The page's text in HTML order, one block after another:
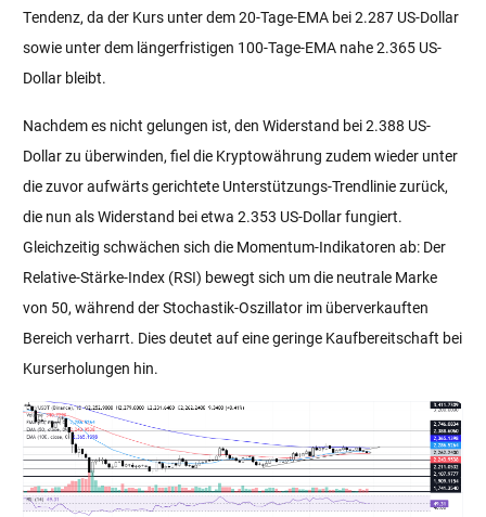
Tendenz, da der Kurs unter dem 20-Tage-EMA bei 2.287 US-Dollar
sowie unter dem längerfristigen 100-Tage-EMA nahe 2.365 US-
Dollar bleibt.
Nachdem es nicht gelungen ist, den Widerstand bei 2.388 US-
Dollar zu überwinden, fiel die Kryptowährung zudem wieder unter
die zuvor aufwärts gerichtete Unterstützungs-Trendlinie zurück,
die nun als Widerstand bei etwa 2.353 US-Dollar fungiert.
Gleichzeitig schwächen sich die Momentum-Indikatoren ab: Der
Relative-Stärke-Index (RSI) bewegt sich um die neutrale Marke
von 50, während der Stochastik-Oszillator im überverkauften
Bereich verharrt. Dies deutet auf eine geringe Kaufbereitschaft bei
Kurserholungen hin.